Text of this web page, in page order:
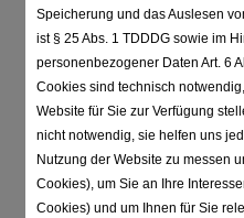
Bitte greifen Sie
modernen und
ein reibungsloses und
unserer evian-
Speicherung und das Auslesen
ist § 25 Abs. 1 TDDDG sowie im
personenbezogener Daten Art. 6
Cookies sind technisch
Website für Sie zur Verfügung
nicht notwendig, sie helfen uns
Nutzung der Website zu messen
Cookies), um Sie an Ihre
Cookies) und um Ihnen für Sie